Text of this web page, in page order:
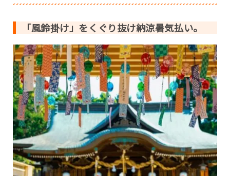
「風鈴掛け」をくぐり抜け納涼暑気払い。